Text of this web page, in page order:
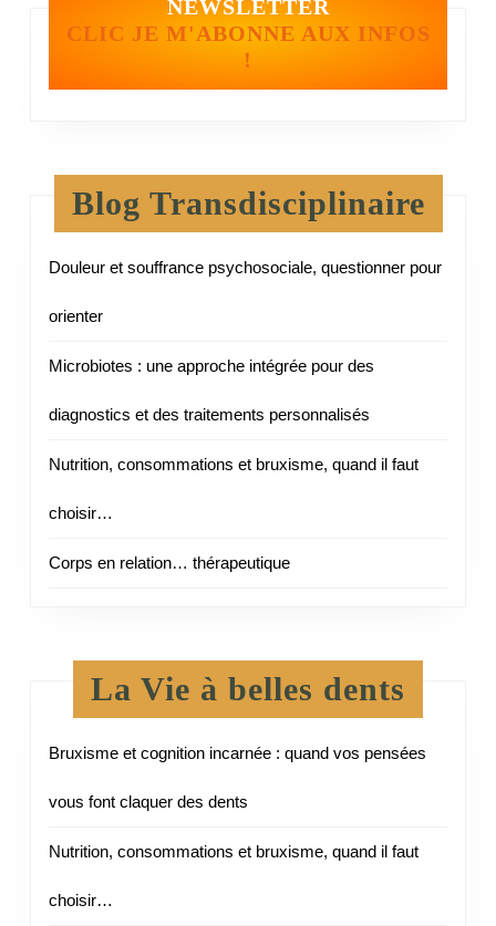
NEWSLETTER
CLIC JE M'ABONNE AUX INFOS
!
Blog Transdisciplinaire
Douleur et souffrance psychosociale, questionner pour
orienter
Microbiotes : une approche intégrée pour des
diagnostics et des traitements personnalisés
Nutrition, consommations et bruxisme, quand il faut
choisir…
Corps en relation… thérapeutique
La Vie à belles dents
Bruxisme et cognition incarnée : quand vos pensées
vous font claquer des dents
Nutrition, consommations et bruxisme, quand il faut
choisir…